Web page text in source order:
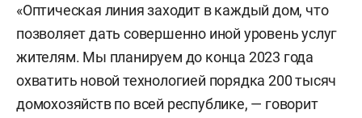
«Оптическая линия заходит в каждый дом, что
позволяет дать совершенно иной уровень услуг
жителям. Мы планируем до конца 2023 года
охватить новой технологией порядка 200 тысяч
домохозяйств по всей республике, — говорит